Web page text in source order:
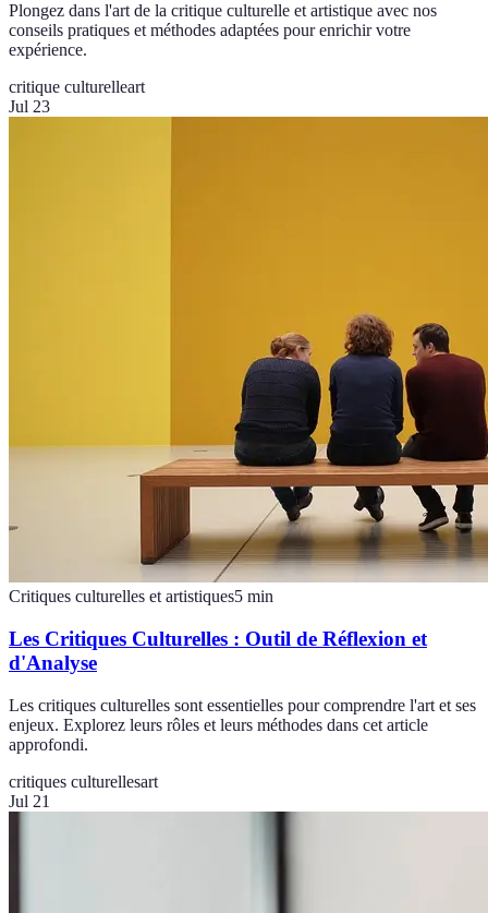
Plongez dans l'art de la critique culturelle et artistique avec nos
conseils pratiques et méthodes adaptées pour enrichir votre
expérience.
critique culturelleart
Jul 23
Critiques culturelles et artistiques5 min
Les Critiques Culturelles : Outil de Réflexion et
d'Analyse
Les critiques culturelles sont essentielles pour comprendre l'art et ses
enjeux. Explorez leurs rôles et leurs méthodes dans cet article
approfondi.
critiques culturellesart
Jul 21